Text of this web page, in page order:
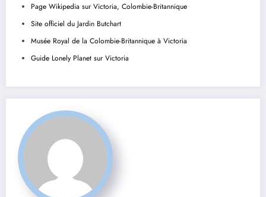
Page Wikipedia sur Victoria, Colombie-Britannique
Site officiel du Jardin Butchart
Musée Royal de la Colombie-Britannique à Victoria
Guide Lonely Planet sur Victoria